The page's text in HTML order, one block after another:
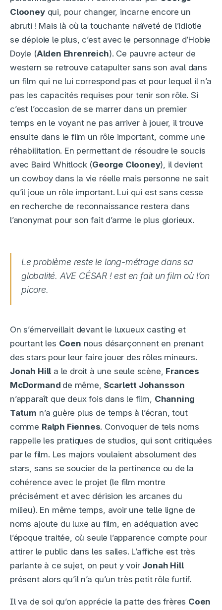
Clooneyqui, pour changer, incarne encore un
abruti ! Mais là où la touchante naïveté de l’idiotie
se déploie le plus, c’est avec le personnage d’Hobie
Doyle (Alden Ehrenreich). Ce pauvre acteur de
western se retrouve catapulter sans son aval dans
un film qui ne lui correspond pas et pour lequel il n’a
pas les capacités requises pour tenir son rôle. Si
c’est l’occasion de se marrer dans un premier
temps en le voyant ne pas arriver à jouer, il trouve
ensuite dans le film un rôle important, comme une
réhabilitation. En permettant de résoudre le soucis
avec Baird Whitlock (George Clooney), il devient
un cowboy dans la vie réelle mais personne ne sait
qu’il joue un rôle important. Lui qui est sans cesse
en recherche de reconnaissance restera dans
l’anonymat pour son fait d’arme le plus glorieux.
Le problème reste le long-métrage dans sa
globalité. AVE CÉSAR ! est en fait un film où l’on
picore.
On s’émerveillait devant le luxueux casting et
pourtant les Coen nous désarçonnent en prenant
des stars pour leur faire jouer des rôles mineurs.
Jonah Hill a le droit à une seule scène, Frances
McDormand de même, Scarlett Johansson
n’apparaît que deux fois dans le film, Channing
Tatum n’a guère plus de temps à l’écran, tout
comme Ralph Fiennes. Convoquer de tels noms
rappelle les pratiques de studios, qui sont critiquées
par le film. Les majors voulaient absolument des
stars, sans se soucier de la pertinence ou de la
cohérence avec le projet (le film montre
précisément et avec dérision les arcanes du
milieu). En même temps, avoir une telle ligne de
noms ajoute du luxe au film, en adéquation avec
l’époque traitée, où seule l’apparence compte pour
attirer le public dans les salles. L’affiche est très
parlante à ce sujet, on peut y voir Jonah Hill
présent alors qu’il n’a qu’un très petit rôle furtif.
Il va de soi qu’on apprécie la patte des frères Coen